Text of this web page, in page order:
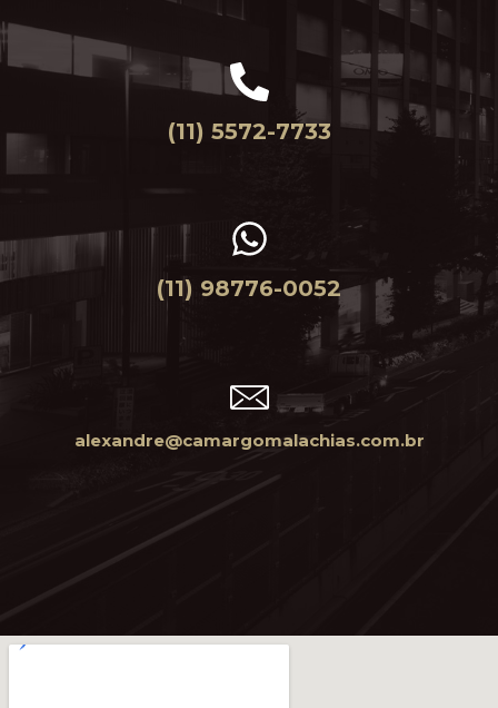
(11) 5572-7733
(11) 98776-0052
alexandre@camargomalachias.com.br